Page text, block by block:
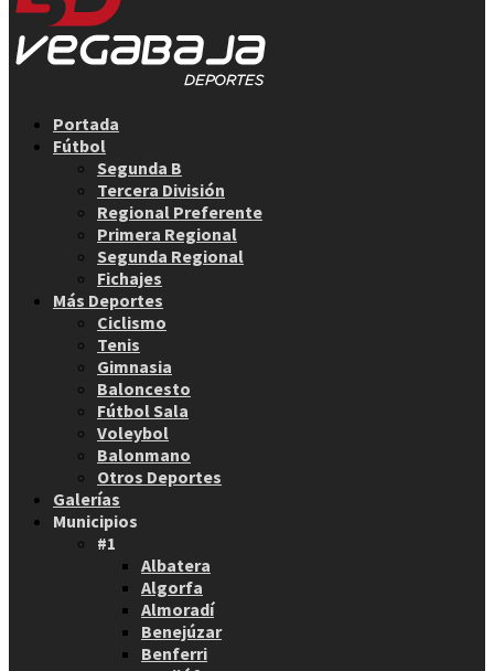
Portada
Fútbol
Segunda B
Tercera División
Regional Preferente
Primera Regional
Segunda Regional
Fichajes
Más Deportes
Ciclismo
Tenis
Gimnasia
Baloncesto
Fútbol Sala
Voleybol
Balonmano
Otros Deportes
Galerías
Municipios
#1
Albatera
Algorfa
Almoradí
Benejúzar
Benferri